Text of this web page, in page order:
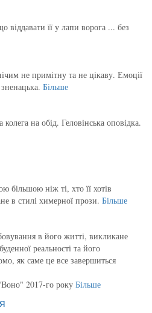
віддавати її у лапи ворога ... без
не примітну та не цікаву. Емоції
Більше
на обід. Геловінська оповідка.
більшою ніж ті, хто її хотів
в стилі химерної прози. Більше
в його житті, викликане
реальності та його
як саме це все завершиться
2017-го року Більше